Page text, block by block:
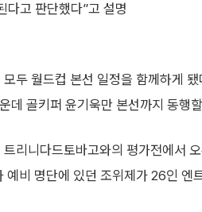
다고 판단했다”고 설명
두 월드컵 본선 일정을 함께하게
데 골키퍼 윤기욱만 본선까지 동행
리니다드토바고와의 평가전에서
비 명단에 있던 조위제가 26인 엔